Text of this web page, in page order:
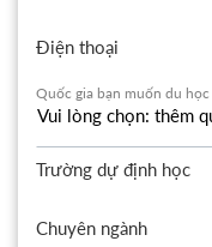
Điện thoại
Quốc gia bạn muốn du học
Trường dự định học
Chuyên ngành